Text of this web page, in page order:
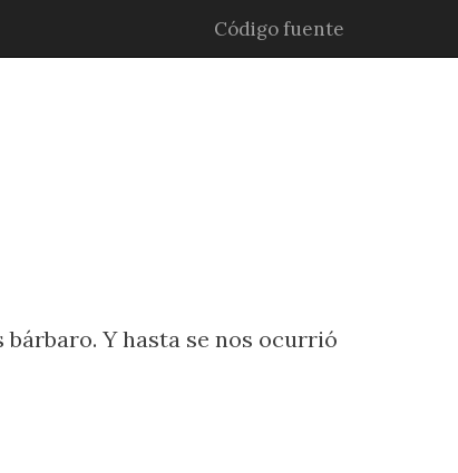
Código fuente
bárbaro. Y hasta se nos ocurrió